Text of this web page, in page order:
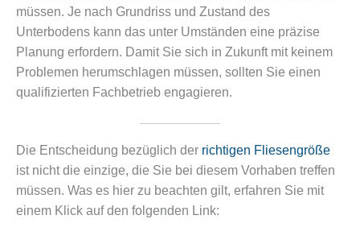
müssen. Je nach Grundriss und Zustand des
Unterbodens kann das unter Umständen eine präzise
Planung erfordern. Damit Sie sich in Zukunft mit keinem
Problemen herumschlagen müssen, sollten Sie einen
qualifizierten Fachbetrieb engagieren.
Die Entscheidung bezüglich der richtigen Fliesengröße
ist nicht die einzige, die Sie bei diesem Vorhaben treffen
müssen. Was es hier zu beachten gilt, erfahren Sie mit
einem Klick auf den folgenden Link: